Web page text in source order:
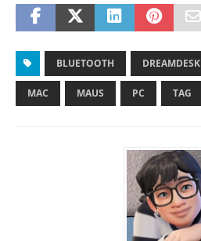
BLUETOOTH DREAMDESK
MAC MAUS PC TAG